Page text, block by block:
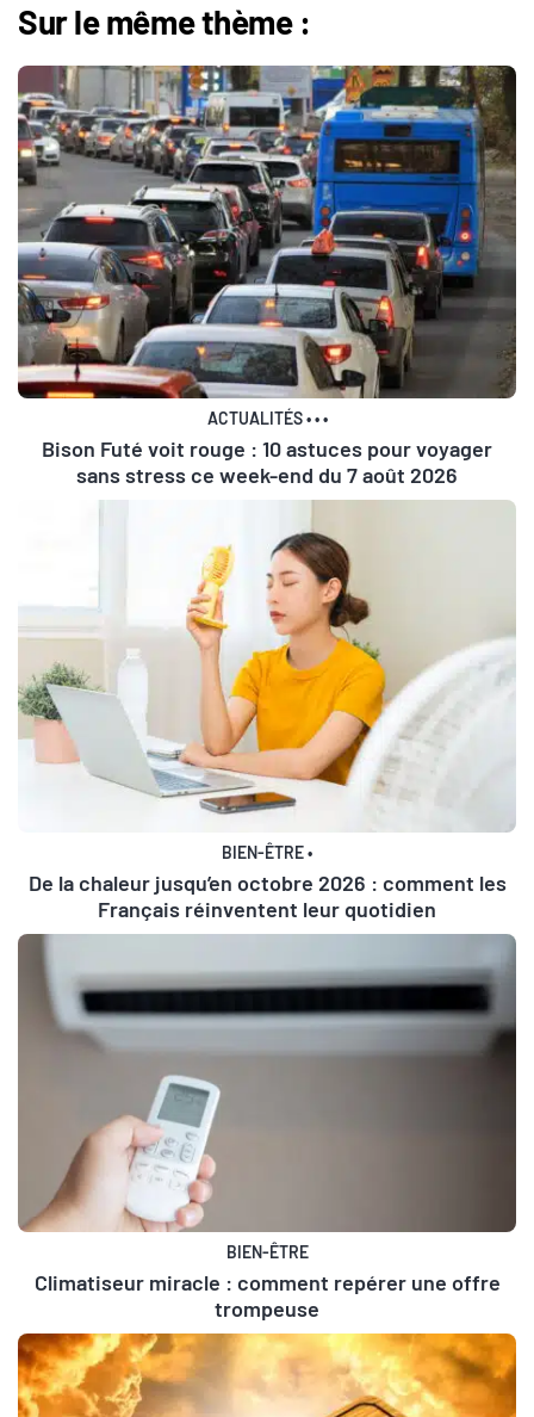
Sur le même thème :
ACTUALITÉS•••
Bison Futé voit rouge : 10 astuces pour voyager
sans stress ce week-end du 7 août 2026
BIEN-ÊTRE•
De la chaleur jusqu’en octobre 2026 : comment les
Français réinventent leur quotidien
BIEN-ÊTRE
Climatiseur miracle : comment repérer une offre
trompeuse